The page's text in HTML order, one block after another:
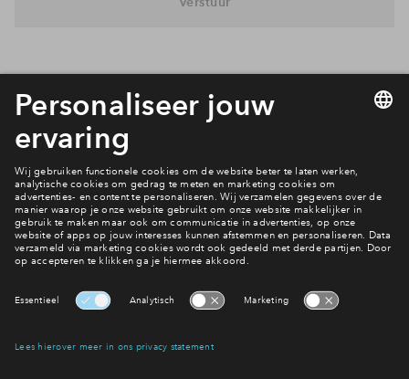
Interesse? Meld je dan snel aan
Hiermee blijf je op de hoogte van het belangrijkste nieuws en
eventuele projecten
Ja, ik wil mij aanmelden
Heb je een vraag en wil je direct antwoord? Bel ons op